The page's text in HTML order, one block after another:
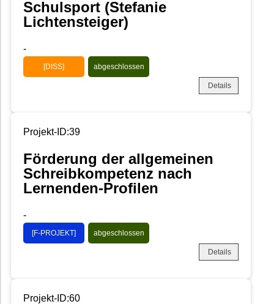
Schulsport (Stefanie
Lichtensteiger)
-
[DISS] abgeschlossen
Details
Projekt-ID:39
Förderung der allgemeinen
Schreibkompetenz nach
Lernenden-Profilen
-
[F-PROJEKT] abgeschlossen
Details
Projekt-ID:60